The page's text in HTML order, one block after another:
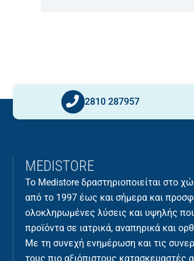
2810 287957
MEDISTORE
Το Medistore δραστηριοποιείται στο
από το 1997 έως και σήμερα και
ολοκληρωμένες λύσεις και υψηλής
προϊόντα σε ιατρικά, αναπηρικά και
Με τη συνεχή ενημέρωση και τις
τους πιο αξιόπιστους κατασκευαστές